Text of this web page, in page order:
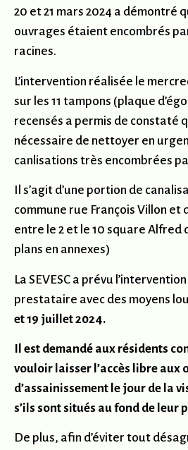
20 et 21 mars 2024 a démontré
ouvrages étaient encombrés
racines.
L’intervention réalisée le
sur les 11 tampons (plaque
recensés a permis de constaté
nécessaire de nettoyer en
canlisations très encombrées
Il s’agit d’une portion de
commune rue François Villon et
entre le 2 et le 10 square Alfred
plans en annexes)
La SEVESC a prévu
prestataire avec des moyens
et 19 juillet 2024.
Il est demandé aux résidents
vouloir laisser l’accès libre aux
d’assainissement le jour de la
s’ils sont situés au fond de leur
De plus, afin d’éviter tout